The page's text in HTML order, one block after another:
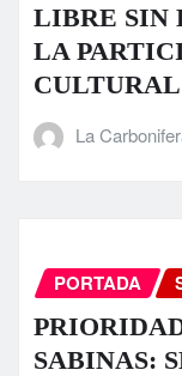
LIBRE SIN
LA
CULTURAL
La
PORTADA
SABINAS: